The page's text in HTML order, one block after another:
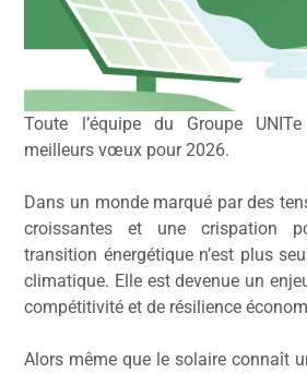
Toute l’équipe du Groupe
meilleurs vœux pour 2026.
Dans un monde marqué par des
croissantes et une crispation
transition énergétique n’est plus
climatique. Elle est devenue un
compétitivité et de résilience
Alors même que le solaire connaît